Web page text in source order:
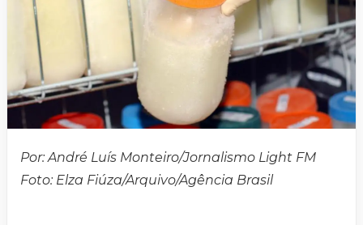
Por: André Luís Monteiro/Jornalismo Light FM
Foto: Elza Fiúza/Arquivo/Agência Brasil